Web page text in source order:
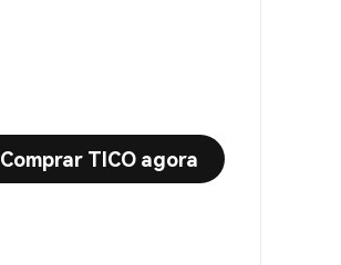
Comprar TICO agora